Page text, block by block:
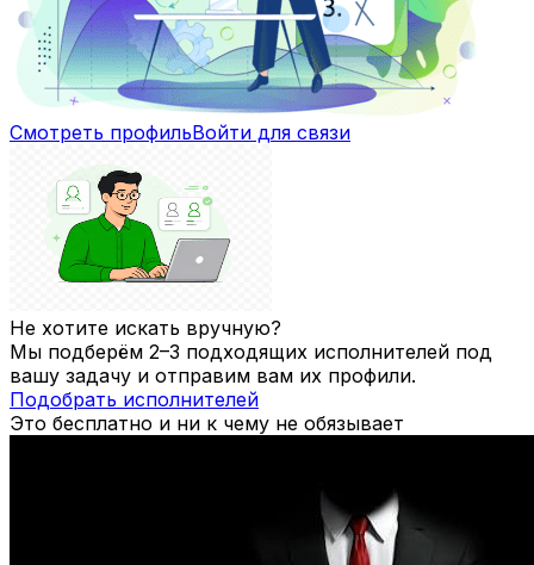
Смотреть профильВойти для связи
Не хотите искать вручную?
Мы подберём 2–3 подходящих исполнителей под
вашу задачу и отправим вам их профили.
Подобрать исполнителей
Это бесплатно и ни к чему не обязывает